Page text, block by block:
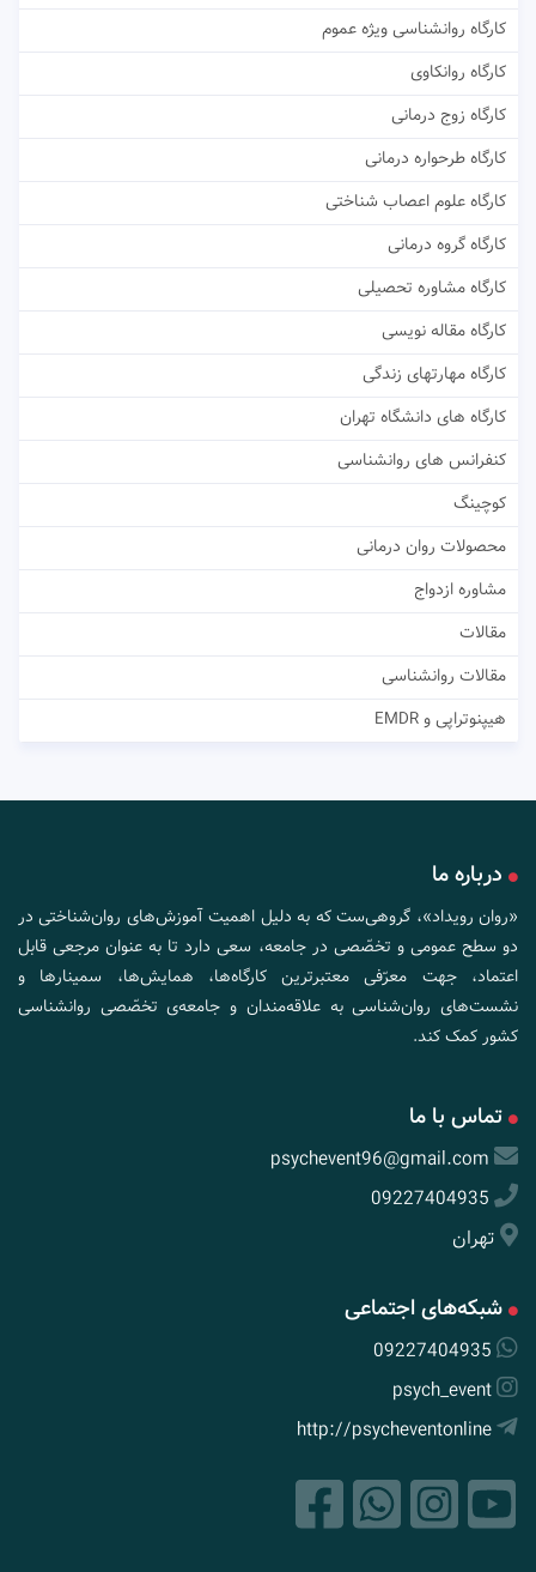
کارگاه روانشناسی ویژه عموم
کارگاه روانکاوی
کارگاه زوج درمانی
کارگاه طرحواره درمانی
کارگاه علوم اعصاب شناختی
کارگاه گروه درمانی
کارگاه مشاوره تحصیلی
کارگاه مقاله نویسی
کارگاه مهارتهای زندگی
کارگاه های دانشگاه تهران
کنفرانس های روانشناسی
کوچینگ
محصولات روان درمانی
مشاوره ازدواج
مقالات
مقالات روانشناسی
هیپنوتراپی و EMDR
درباره ما
«روان رویداد»، گروهی‌ست که به دلیل اهمیت آموزش‌های روان‌شناختی در
دو سطح عمومی و تخصّصی در جامعه، سعی دارد تا به عنوان مرجعی قابل
اعتماد، جهت معرّفی معتبرترین کارگاه‌ها، همایش‌ها، سمینارها و
نشست‌های روان‌شناسی به علاقه‌مندان و جامعه‌ی تخصّصی روانشناسی
کشور کمک کند.
تماس با ما
psychevent96@gmail.com
09227404935
تهران
شبکه‌های اجتماعی
09227404935
psych_event
http://psycheventonline